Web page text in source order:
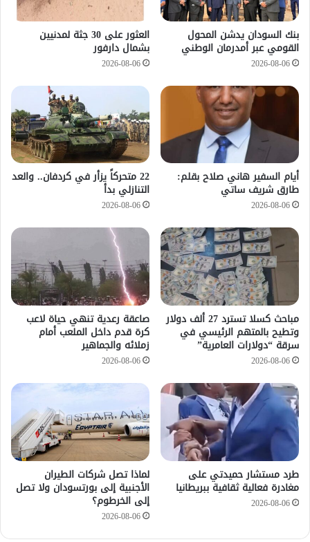
بنك السودان يدشن المحول
القومي عبر أمدرمان الوطني
2026-08-06
العثور على 30 جثة لمدنيين
بشمال دارفور
2026-08-06
أيام السفير هاني صلاح بقلم:
طارق شريف ساتي
2026-08-06
22 متحركاً يزأر في كردفان.. والعد
التنازلي بدأ
2026-08-06
مباحث كسلا تسترد 27 ألف دولار
وتطيح بالمتهم الرئيسي في
سرقة “دولارات العامرية”
2026-08-06
صاعقة رعدية تنهي حياة لاعب
كرة قدم داخل الملعب أمام
زملائه والجماهير
2026-08-06
طرد مستشار حميدتي على
مغادرة فعالية ثقافية ببريطانيا
2026-08-06
لماذا تصل شركات الطيران
الأجنبية إلى بورتسودان ولا تصل
إلى الخرطوم؟
2026-08-06